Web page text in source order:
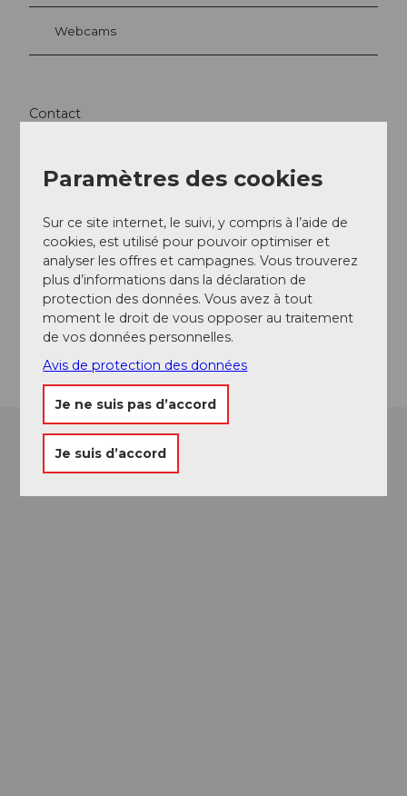
Webcams
Contact
6370Stans
sekretariat@pfarrei-stans.ch
Website
Facebook
Instagram
Arrivée
Paramètres des cookies
Sur ce site internet, le suivi, y compris à l’aide de
cookies, est utilisé pour pouvoir optimiser et
analyser les offres et campagnes. Vous trouverez
plus d’informations dans la déclaration de
protection des données. Vous avez à tout
moment le droit de vous opposer au traitement
de vos données personnelles.
Avis de protection des données
Je ne suis pas d’accord
Je suis d’accord